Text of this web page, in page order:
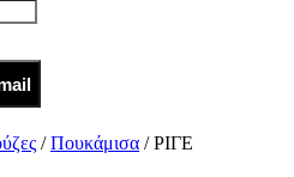
/Πουκάμισα / ΡΙΓΕ